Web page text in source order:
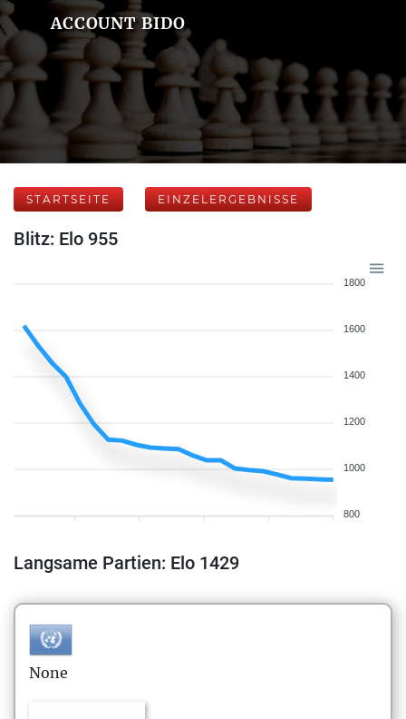
ACCOUNT BIDO
STARTSEITE EINZELERGEBNISSE
Blitz: Elo 955
1800
1600
1400
1200
1000
800
Langsame Partien: Elo 1429
None